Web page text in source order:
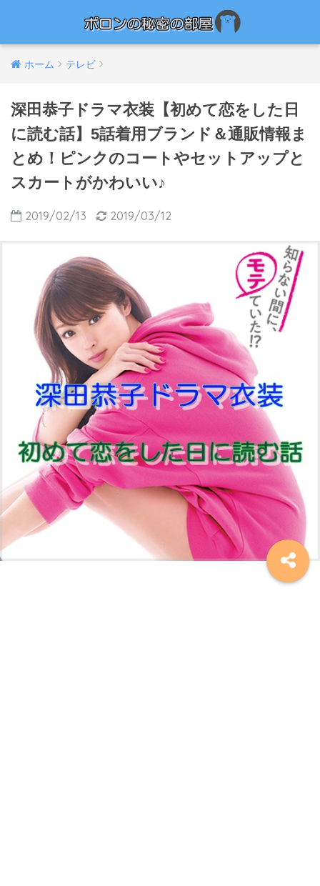
ホーム テレビ
深田恭子ドラマ衣装【初めて恋をした日
に読む話】5話着用ブランド＆通販情報ま
とめ！ピンクのコートやセットアップと
スカートがかわいい♪
2019/02/13 2019/03/12